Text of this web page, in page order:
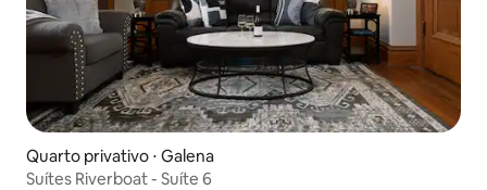
Quarto privativo ⋅ Galena
Suítes Riverboat - Suíte 6